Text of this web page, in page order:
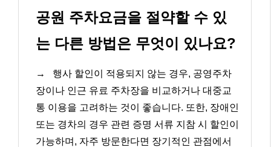
공원 주차요금을 절약할 수 있
는 다른 방법은 무엇이 있나요?
→
행사 할인이 적용되지 않는 경우, 공영주차
장이나 인근 유료 주차장을 비교하거나 대중교
통 이용을 고려하는 것이 좋습니다. 또한, 장애인
또는 경차의 경우 관련 증명 서류 지참 시 할인이
가능하며, 자주 방문한다면 장기적인 관점에서